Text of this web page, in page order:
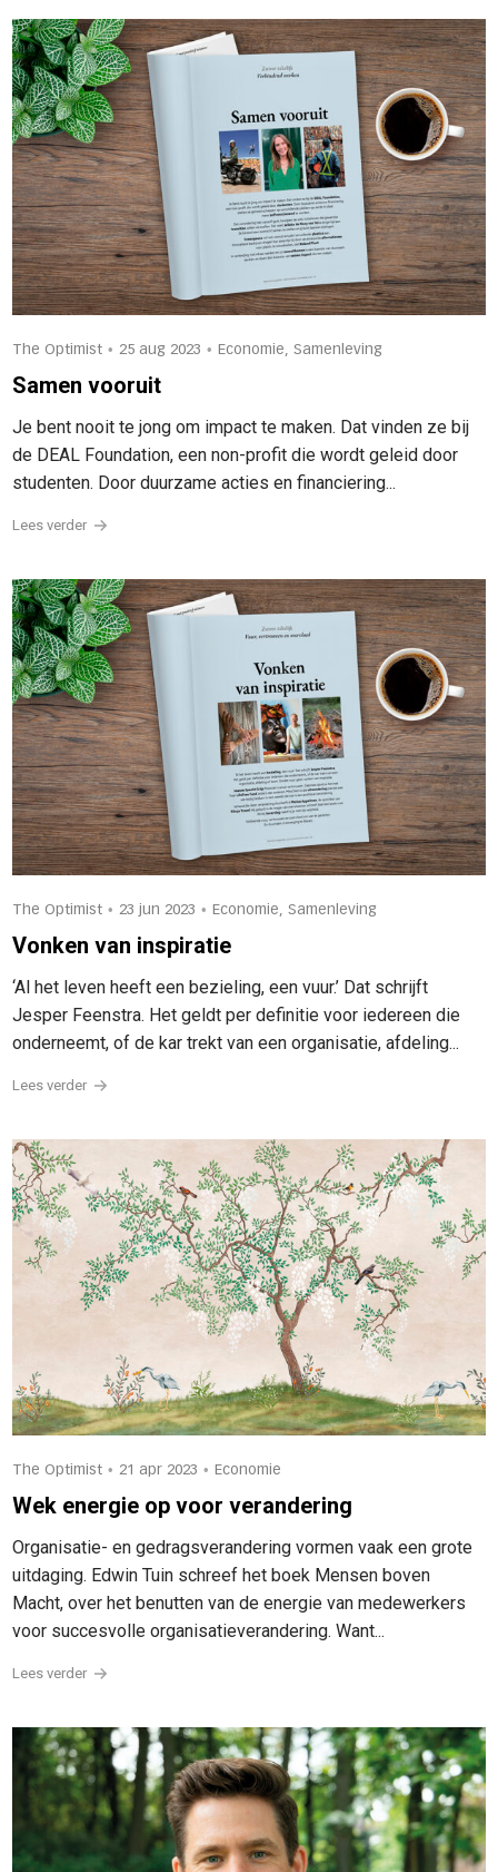
The Optimist • 25 aug 2023 • Economie, Samenleving
Samen vooruit
Je bent nooit te jong om impact te maken. Dat vinden ze bij
de DEAL Foundation, een non-profit die wordt geleid door
studenten. Door duurzame acties en financiering...
Lees verder
The Optimist • 23 jun 2023 • Economie, Samenleving
Vonken van inspiratie
‘Al het leven heeft een bezieling, een vuur.’ Dat schrijft
Jesper Feenstra. Het geldt per definitie voor iedereen die
onderneemt, of de kar trekt van een organisatie, afdeling...
Lees verder
The Optimist • 21 apr 2023 • Economie
Wek energie op voor verandering
Organisatie- en gedragsverandering vormen vaak een grote
uitdaging. Edwin Tuin schreef het boek Mensen boven
Macht, over het benutten van de energie van medewerkers
voor succesvolle organisatieverandering. Want...
Lees verder